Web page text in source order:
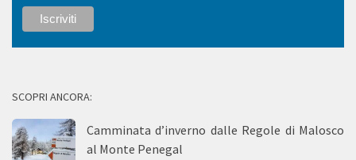
SCOPRI ANCORA:
Camminata d’inverno dalle Regole di Malosco
al Monte Penegal